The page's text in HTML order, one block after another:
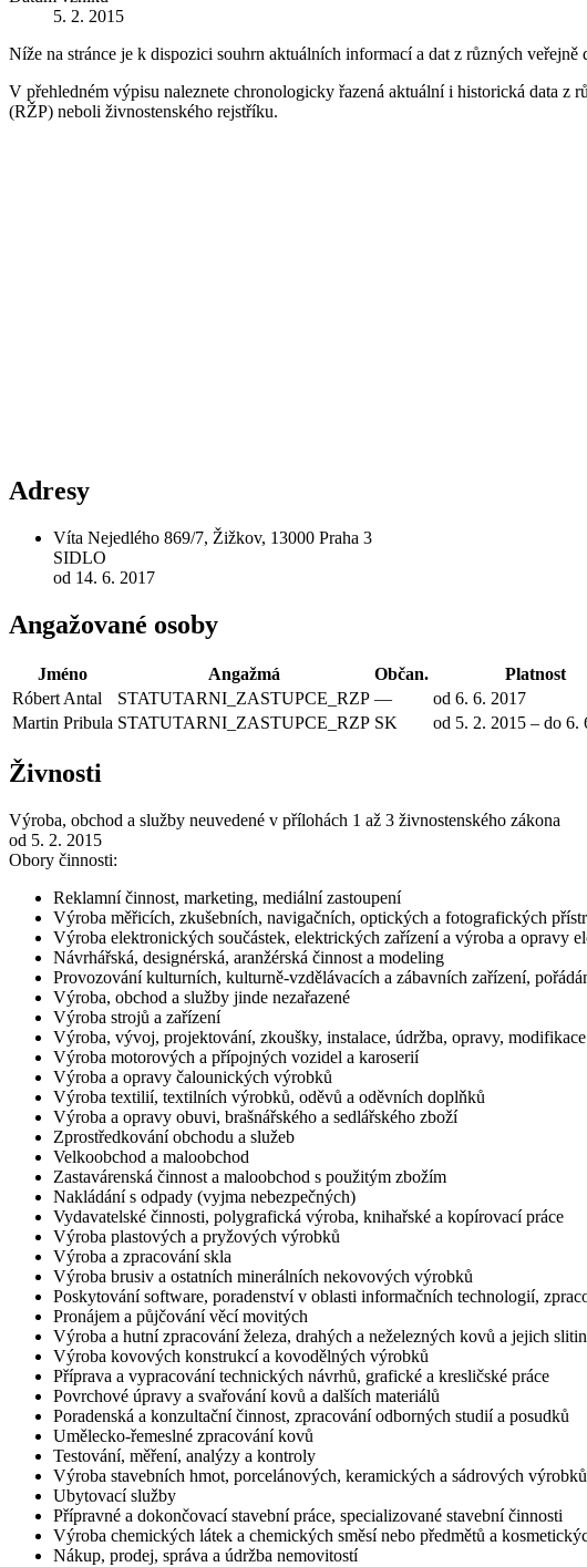
5. 2. 2015
Níže na stránce je k dispozici souhrn aktuálních informací a dat z různých
V přehledném výpisu naleznete chronologicky řazená aktuální i historická data z
(RŽP) neboli živnostenského rejstříku.
Adresy
Víta Nejedlého 869/7, Žižkov, 13000 Praha 3
SIDLO
od 14. 6. 2017
Angažované osoby
Jméno Angažmá Občan.
Platnost
Róbert Antal
STATUTARNI_ZASTUPCE_RZP —
od 6. 6. 2017
Martin Pribula STATUTARNI_ZASTUPCE_RZP SK od 5. 2. 2015 – do 6.
Živnosti
Výroba, obchod a služby neuvedené v přílohách 1 až 3 živnostenského zákona
od 5. 2. 2015
Obory činnosti:
Reklamní činnost, marketing, mediální zastoupení
Výroba měřicích, zkušebních, navigačních, optických a fotografických
Výroba elektronických součástek, elektrických zařízení a výroba a opravy
Návrhářská, designérská, aranžérská činnost a modeling
Provozování kulturních, kulturně-vzdělávacích a zábavních zařízení,
Výroba, obchod a služby jinde nezařazené
Výroba strojů a zařízení
Výroba, vývoj, projektování, zkoušky, instalace, údržba, opravy,
Výroba motorových a přípojných vozidel a karoserií
Výroba a opravy čalounických výrobků
Výroba textilií, textilních výrobků, oděvů a oděvních doplňků
Výroba a opravy obuvi, brašnářského a sedlářského zboží
Zprostředkování obchodu a služeb
Velkoobchod a maloobchod
Zastavárenská činnost a maloobchod s použitým zbožím
Nakládání s odpady (vyjma nebezpečných)
Vydavatelské činnosti, polygrafická výroba, knihařské a kopírovací práce
Výroba plastových a pryžových výrobků
Výroba a zpracování skla
Výroba brusiv a ostatních minerálních nekovových výrobků
Poskytování software, poradenství v oblasti informačních technologií,
Pronájem a půjčování věcí movitých
Výroba a hutní zpracování železa, drahých a neželezných kovů a jejich slitin
Výroba kovových konstrukcí a kovodělných výrobků
Příprava a vypracování technických návrhů, grafické a kresličské práce
Povrchové úpravy a svařování kovů a dalších materiálů
Poradenská a konzultační činnost, zpracování odborných studií a posudků
Umělecko-řemeslné zpracování kovů
Testování, měření, analýzy a kontroly
Výroba stavebních hmot, porcelánových, keramických a sádrových výrobků
Ubytovací služby
Přípravné a dokončovací stavební práce, specializované stavební činnosti
Výroba chemických látek a chemických směsí nebo předmětů a
Nákup, prodej, správa a údržba nemovitostí